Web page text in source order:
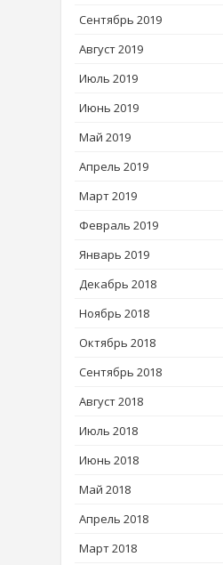
Сентябрь 2019
Август 2019
Июль 2019
Июнь 2019
Май 2019
Апрель 2019
Март 2019
Февраль 2019
Январь 2019
Декабрь 2018
Ноябрь 2018
Октябрь 2018
Сентябрь 2018
Август 2018
Июль 2018
Июнь 2018
Май 2018
Апрель 2018
Март 2018